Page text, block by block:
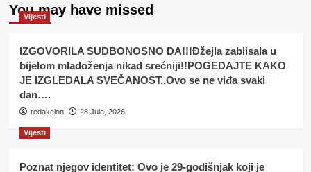
You may have missed
Vijesti
IZGOVORILA SUDBONOSNO DA!!!Đžejla zablisala u
bijelom mladoženja nikad srećniji!!POGEDAJTE KAKO
JE IZGLEDALA SVEČANOST..Ovo se ne viđa svaki
dan….
redakcion 28 Jula, 2026
Vijesti
Poznat njegov identitet: Ovo je 29-godišnjak koji je